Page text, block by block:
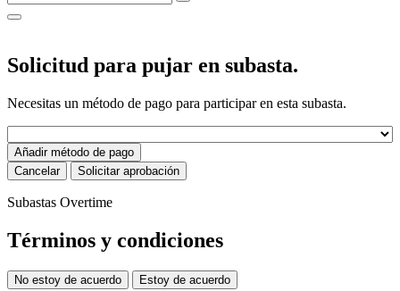
Solicitud para pujar en subasta.
Necesitas un método de pago para participar en esta subasta.
Añadir método de pago
Cancelar
Solicitar aprobación
Subastas Overtime
Términos y condiciones
No estoy de acuerdo Estoy de acuerdo